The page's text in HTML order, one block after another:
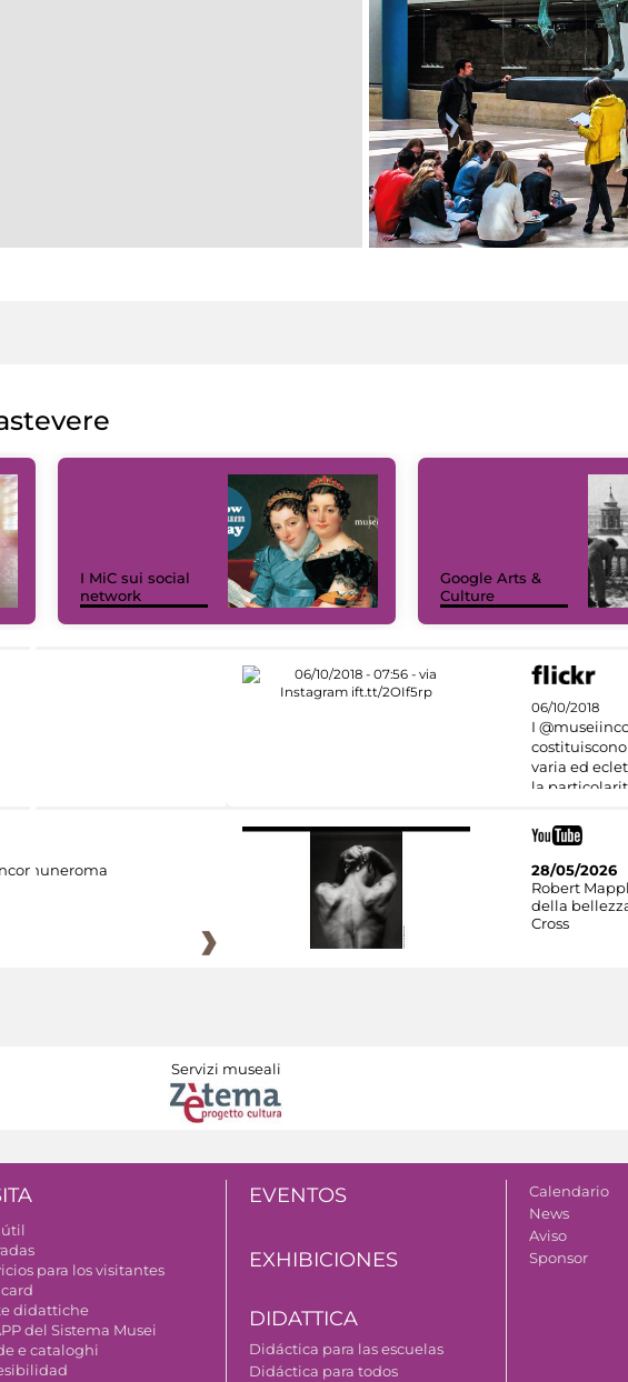
I MiC sui social
network
Google Arts &
Culture
06/10/2018
I
varia ed
la
28/05/2026
Robert
della
Cross
Servizi museali
útil
para los visitantes
didattiche
del Sistema Musei
e cataloghi
EVENTOS
EXHIBICIONES
DIDATTICA
Didáctica para las escuelas
Didáctica para todos
Calendario
News
Aviso
Sponsor